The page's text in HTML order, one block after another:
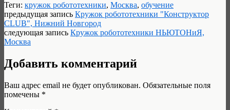
Теги: кружок робототехники, Москва, обучение
предыдущая запись Кружок робототехники "Конструктор
CLUB", Нижний Новгород
следующая запись Кружок робототехники НЬЮТОНиЯ,
Москва
Добавить комментарий
Ваш адрес email не будет опубликован. Обязательные поля
помечены *